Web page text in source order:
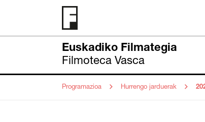
Euskadiko Filmategia
Filmoteca Vasca
Programazioa Hurrengo jarduerak